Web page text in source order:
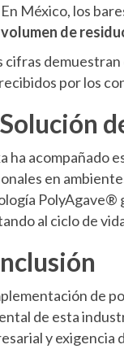
En México, los
volumen de
cifras
por los
ha acompañado
en
PolyAgave®
al ciclo de
de
de esta
y exigencia